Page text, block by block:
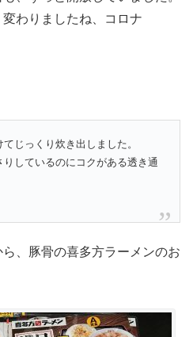
わりましたね、コロナ
じっくり炊き出しました。
しているのにコクがある透き通
、豚骨の喜多方ラーメンのお